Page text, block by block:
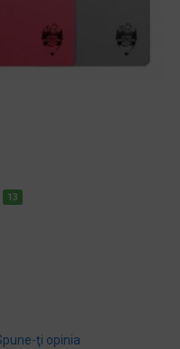
13
ţi opinia